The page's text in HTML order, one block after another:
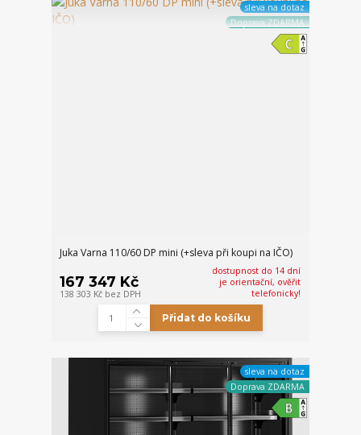
sleva na dotaz
Doprava ZDARMA
Juka Varna 110/60 DP mini (+sleva při koupi na IČO)
167 347 Kč
138 303 Kč bez DPH
dostupnost do 14 dní
je orientační, ověřit
telefonicky!
Přidat do košíku
sleva na dotaz
Doprava ZDARMA